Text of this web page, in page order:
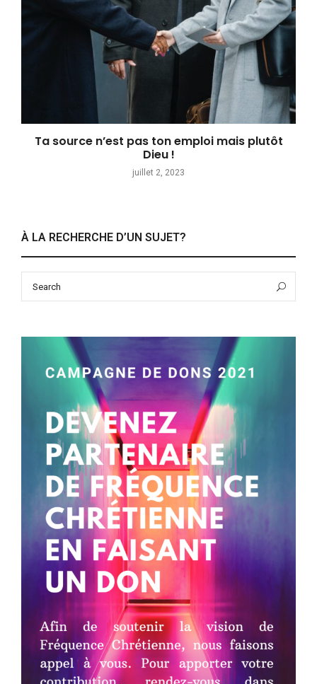
Ta source n’est pas ton emploi mais plutôt
Dieu !
juillet 2, 2023
À LA RECHERCHE D’UN SUJET?